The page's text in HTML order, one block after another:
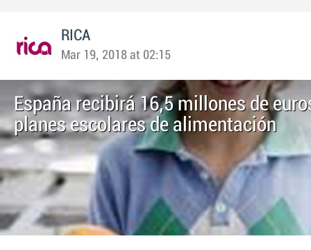
RICA
Mar 19, 2018 at 02:15
España recibirá 16,5 millones de
planes escolares de alimentación